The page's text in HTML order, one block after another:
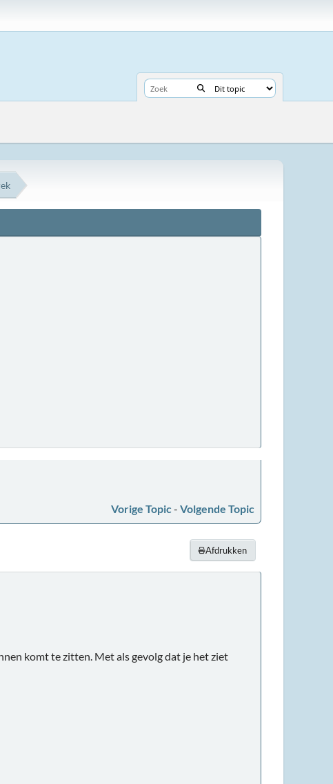
Vorige Topic - Volgende Topic
Afdrukken
komt te zitten. Met als gevolg dat je het ziet